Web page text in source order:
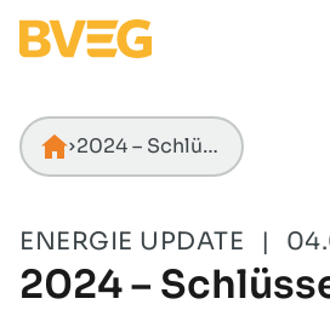
Startseite
2024 – Schlüsseljahr für Deutschland, auch in Sachen Klimaschutz
ENERGIE UPDATE |
2024 –